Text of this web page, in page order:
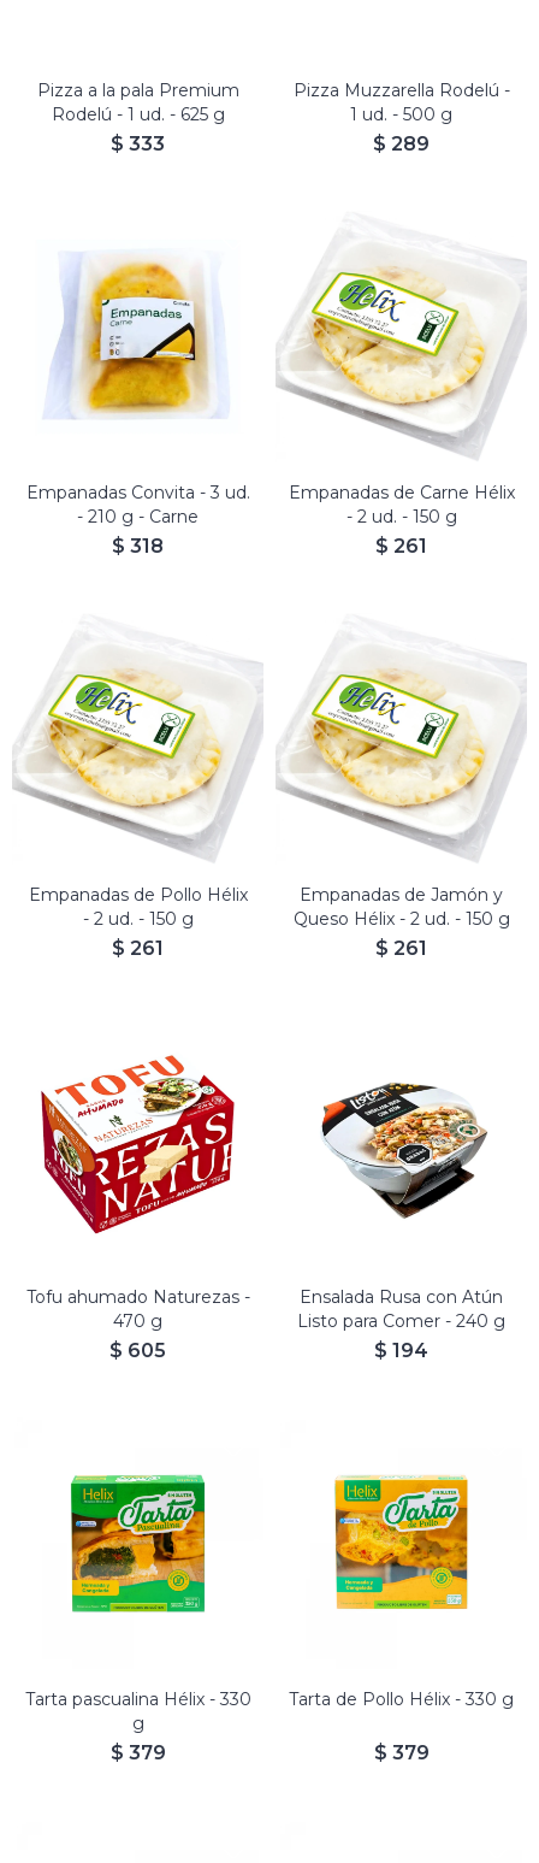
Pizza a la pala Premium
Rodelú - 1 ud. - 625 g
$ 333
Pizza Muzzarella Rodelú -
1 ud. - 500 g
$ 289
Empanadas Convita - 3 ud.
- 210 g - Carne
$ 318
Empanadas de Carne Hélix
- 2 ud. - 150 g
$ 261
Empanadas de Pollo Hélix
- 2 ud. - 150 g
$ 261
Empanadas de Jamón y
Queso Hélix - 2 ud. - 150 g
$ 261
Tofu ahumado Naturezas -
470 g
$ 605
Ensalada Rusa con Atún
Listo para Comer - 240 g
$ 194
Tarta pascualina Hélix - 330
g
$ 379
Tarta de Pollo Hélix - 330 g
$ 379